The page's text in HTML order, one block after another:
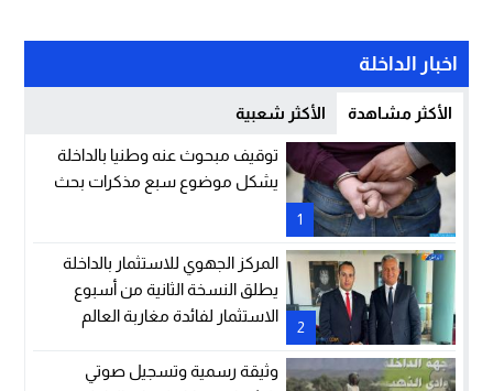
اخبار الداخلة
الأكثر مشاهدة الأكثر شعبية
1
توقيف مبحوث عنه وطنيا بالداخلة
يشكل موضوع سبع مذكرات بحث
2
المركز الجهوي للاستثمار بالداخلة
يطلق النسخة الثانية من أسبوع
الاستثمار لفائدة مغاربة العالم
وثيقة رسمية وتسجيل صوتي